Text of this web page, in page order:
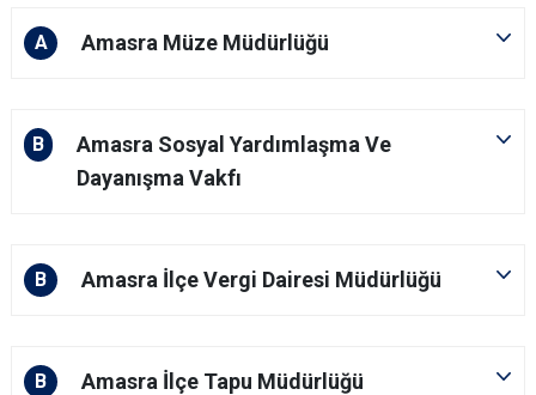
A Amasra Müze Müdürlüğü
B
Amasra Sosyal Yardımlaşma Ve
Dayanışma Vakfı
B Amasra İlçe Vergi Dairesi Müdürlüğü
B Amasra İlçe Tapu Müdürlüğü